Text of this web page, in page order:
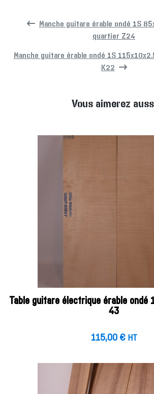
Manche guitare érable ondé 1S
quartier Z24
Manche guitare érable ondé 1S
K22
Vous aimerez
Table guitare électrique érable ondé
43
115,00 € HT